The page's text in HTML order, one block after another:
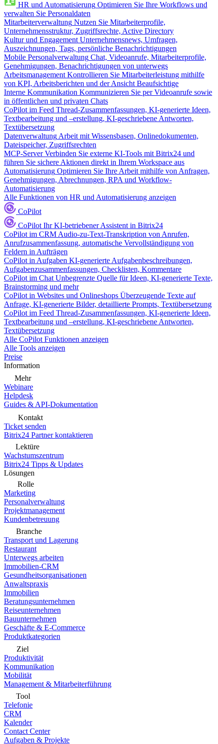
HR und Automatisierung Optimieren Sie Ihre Workflows und
verwalten Sie Personaldaten
Mitarbeiterverwaltung Nutzen Sie Mitarbeiterprofile,
Unternehmensstruktur, Zugriffsrechte, Active Directory
Kultur und Engagement Unternehmensnews, Umfragen,
Auszeichnungen, Tags, persönliche Benachrichtigungen
Mobile Personalverwaltung Chat, Videoanrufe, Mitarbeiterprofile,
Genehmigungen, Benachrichtigungen von unterwegs
Arbeitsmanagement Kontrollieren Sie Mitarbeiterleistung mithilfe
von KPI, Arbeitsberichten und der Ansicht Beaufsichtige
Interne Kommunikation Kommunizieren Sie per Videoanrufe sowie
in öffentlichen und privaten Chats
CoPilot im Feed Thread-Zusammenfassungen, KI-generierte Ideen,
Textbearbeitung und –erstellung, KI-geschriebene Antworten,
Textübersetzung
Datenverwaltung Arbeit mit Wissensbasen, Onlinedokumenten,
Dateispeicher, Zugriffsrechten
MCP-Server Verbinden Sie externe KI-Tools mit Bitrix24 und
führen Sie sichere Aktionen direkt in Ihrem Workspace aus
Automatisierung Optimieren Sie Ihre Arbeit mithilfe von Anfragen,
Genehmigungen, Abrechnungen, RPA und Workflow-
Automatisierung
Alle Funktionen von HR und Automatisierung anzeigen
CoPilot
CoPilot Ihr KI-betriebener Assistent in Bitrix24
CoPilot im CRM Audio-zu-Text-Transkription von Anrufen,
Anrufzusammenfassung, automatische Vervollständigung von
Feldern in Aufträgen
CoPilot in Aufgaben KI-generierte Aufgabenbeschreibungen,
Aufgabenzusammenfassungen, Checklisten, Kommentare
CoPilot im Chat Unbegrenzte Quelle für Ideen, KI-generierte Texte,
Brainstorming und mehr
CoPilot in Websites und Onlineshops Überzeugende Texte auf
Anfrage, KI-generierte Bilder, detaillierte Prompts, Textübersetzung
CoPilot im Feed Thread-Zusammenfassungen, KI-generierte Ideen,
Textbearbeitung und –erstellung, KI-geschriebene Antworten,
Textübersetzung
Alle CoPilot Funktionen anzeigen
Alle Tools anzeigen
Preise
Information
Mehr
Webinare
Helpdesk
Guides & API-Dokumentation
Kontakt
Ticket senden
Bitrix24 Partner kontaktieren
Lektüre
Wachstumszentrum
Bitrix24 Tipps & Updates
Lösungen
Rolle
Marketing
Personalverwaltung
Projektmanagement
Kundenbetreuung
Branche
Transport und Lagerung
Restaurant
Unterwegs arbeiten
Immobilien-CRM
Gesundheitsorganisationen
Anwaltspraxis
Immobilien
Beratungsunternehmen
Reiseunternehmen
Bauunternehmen
Geschäfte & E-Commerce
Produktkategorien
Ziel
Produktivität
Kommunikation
Mobilität
Management & Mitarbeiterführung
Tool
Telefonie
CRM
Kalender
Contact Center
Aufgaben & Projekte